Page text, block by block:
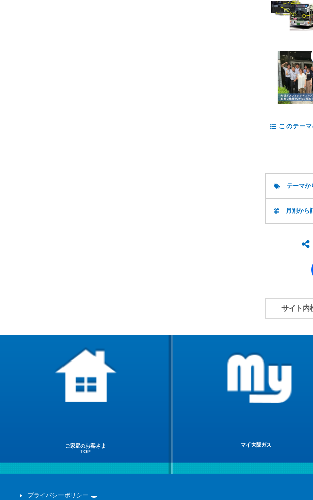
このテー
テーマか
月別から
ご家庭のお客さま
TOP
マイ大阪ガス
プライバシーポリシー